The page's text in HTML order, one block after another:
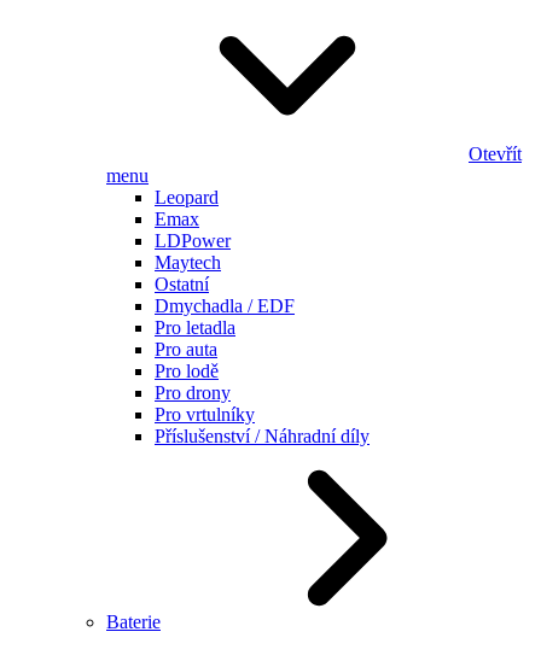
Otevřít
menu
Leopard
Emax
LDPower
Maytech
Ostatní
Dmychadla / EDF
Pro letadla
Pro auta
Pro lodě
Pro drony
Pro vrtulníky
Příslušenství / Náhradní díly
Baterie